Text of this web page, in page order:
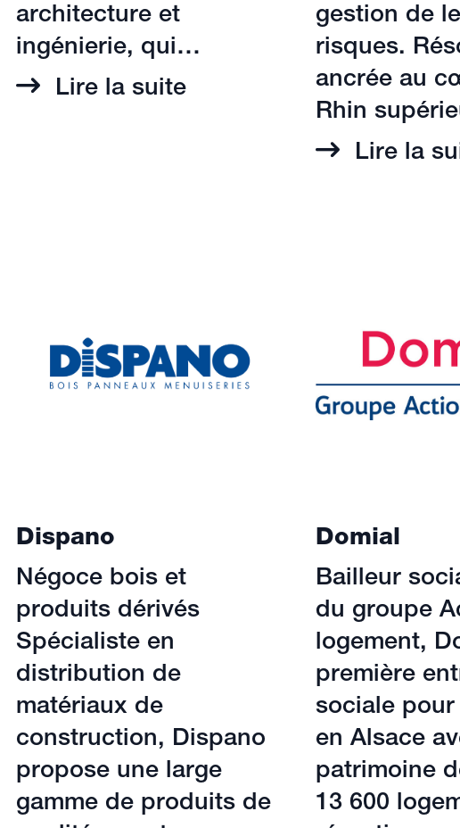
architecture et
ingénierie, qui…
Lire la suite
gestion de
risques.
ancrée au
Rhin
Lire la
Dispano
Négoce bois et
produits dérivés
Spécialiste en
distribution de
matériaux de
construction, Dispano
propose une large
gamme de produits de
Domial
Bailleur
du groupe
logement,
première
sociale pour
en Alsace
patrimoine
13 600